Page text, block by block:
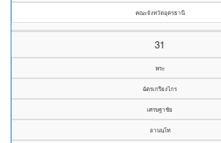
คณะจังหวัดอุดรธานี
31
พระ
ฉัตรเกรียงไกร
เศรษฐาชัย
อานนฺโท